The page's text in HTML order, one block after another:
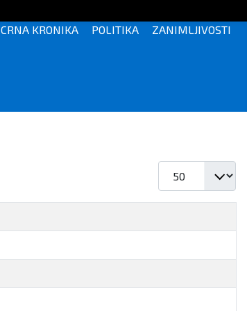
CRNA KRONIKA POLITIKA ZANIMLJIVOSTI